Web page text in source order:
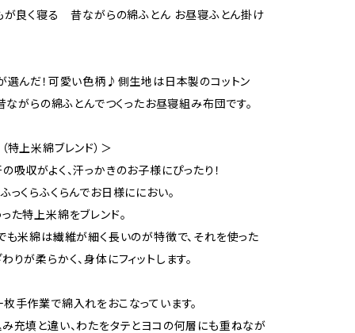
が良く寝る 昔ながらの綿ふとん お昼寝ふとん掛け
選んだ！可愛い色柄♪側生地は日本製のコットン
ながらの綿ふとんでつくったお昼寝組み布団です。
特上米綿ブレンド）＞
吸収がよく、汗っかきのお子様にぴったり！
っくらふくらんでお日様ににおい。
た特上米綿をブレンド。
も米綿は繊維が細く長いのが特徴で、それを使った
りが柔らかく、身体にフィットします。
手作業で綿入れをおこなっています。
充填と違い、わたをタテとヨコの何層にも重ねなが